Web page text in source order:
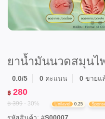
ยาน้ำมันนวดสมุนไ
0.0/5 0 คะแนน 0 ขายแ
฿ 280
฿ 399 - 30% Unilavel 0.25